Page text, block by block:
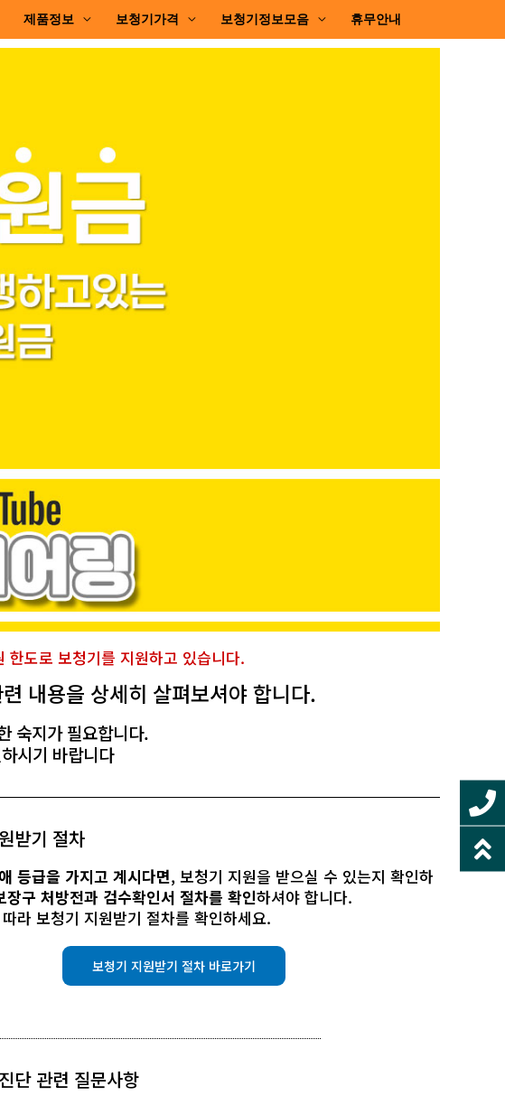
제품정보 보청기가격 보청기정보모음 휴무안내
도로 보청기를 지원하고 있습니다.
내용을 상세히 살펴보셔야 합니다.
숙지가 필요합니다.
시기 바랍니다
받기 절차
등급을 가지고 계시다면, 보청기 지원을 받으실 수 있는지 확인하
장구 처방전과 검수확인서 절차를 확인하셔야 합니다.
라 보청기 지원받기 절차를 확인하세요.
보청기 지원받기 절차 바로가기
단 관련 질문사항